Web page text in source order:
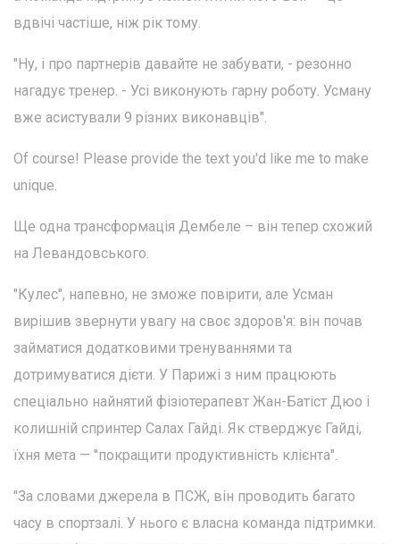
вдвічі частіше, ніж рік тому.
"Ну, і про партнерів давайте не забувати, - резонно
нагадує тренер. - Усі виконують гарну роботу. Усману
вже асистували 9 різних виконавців".
Of course! Please provide the text you'd like me to make
unique.
Ще одна трансформація Дембеле – він тепер схожий
на Левандовського.
"Кулес", напевно, не зможе повірити, але Усман
вирішив звернути увагу на своє здоров'я: він почав
займатися додатковими тренуваннями та
дотримуватися дієти. У Парижі з ним працюють
спеціально найнятий фізіотерапевт Жан-Батіст Дюо і
колишній спринтер Салах Гайді. Як стверджує Гайді,
їхня мета — "покращити продуктивність клієнта".
"За словами джерела в ПСЖ, він проводить багато
часу в спортзалі. У нього є власна команда підтримки.